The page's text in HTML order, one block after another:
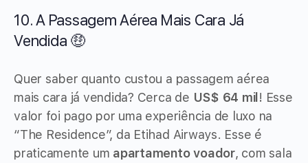
10. A Passagem Aérea Mais Cara Já
Vendida 🤑
Quer saber quanto custou a passagem aérea
mais cara já vendida? Cerca de US$ 64 mil! Esse
valor foi pago por uma experiência de luxo na
“The Residence”, da Etihad Airways. Esse é
praticamente um apartamento voador, com sala